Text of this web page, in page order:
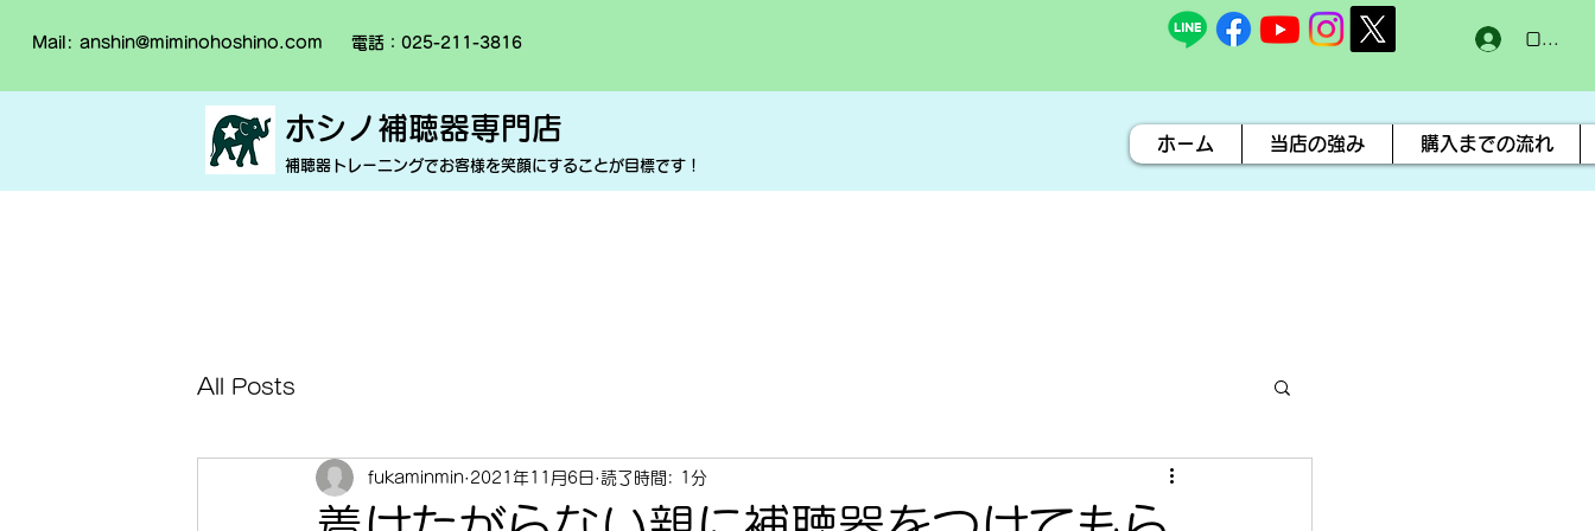
Mail: anshin@miminohoshino.com 電話：025-211-3816 ログイン
ホシノ補聴器専門店
​補聴器トレーニングでお客様を笑顔にすることが目標です！
ホーム 当店の強み 購入までの流れ
All Posts
fukaminmin 2021年11月6日 読了時間: 1分